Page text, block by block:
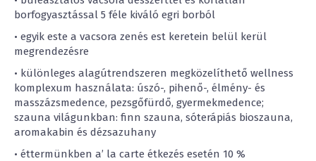
borfogyasztással 5 féle kiváló egri borból
• egyik este a vacsora zenés est keretein belül kerül
megrendezésre
• különleges alagútrendszeren megközelíthető wellness
komplexum használata: úszó-, pihenő-, élmény- és
masszázsmedence, pezsgőfürdő, gyermekmedence;
szauna világunkban: finn szauna, sóterápiás bioszauna,
aromakabin és dézsazuhany
• éttermünkben a’ la carte étkezés esetén 10 %